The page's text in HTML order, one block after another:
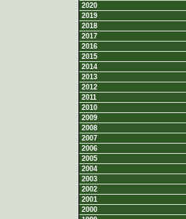
2020
2019
2018
2017
2016
2015
2014
2013
2012
2011
2010
2009
2008
2007
2006
2005
2004
2003
2002
2001
2000